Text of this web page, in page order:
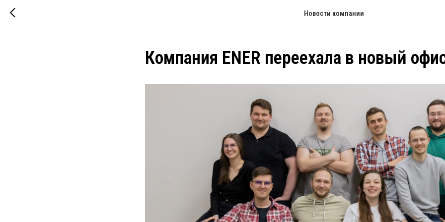
Новости компании
Компания ENER переехала в новый